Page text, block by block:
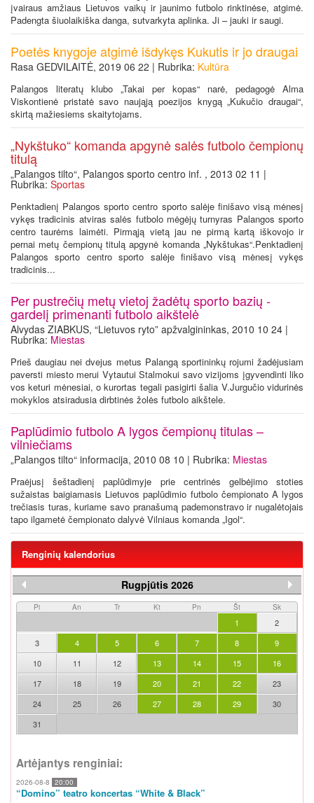
įvairaus amžiaus Lietuvos vaikų ir jaunimo futbolo rinktinėse, atgimė.
Padengta šiuolaikiška danga, sutvarkyta aplinka. Ji – jauki ir saugi.
Poetės knygoje atgimė išdykęs Kukutis ir jo draugai
Rasa GEDVILAITĖ, 2019 06 22 | Rubrika: Kultūra
Palangos literatų klubo „Takai per kopas“ narė, pedagogė Alma
Viskontienė pristatė savo naująją poezijos knygą „Kukučio draugai“,
skirtą mažiesiems skaitytojams.
„Nykštuko“ komanda apgynė salės futbolo čempionų
titulą
„Palangos tilto“, Palangos sporto centro inf. , 2013 02 11 |
Rubrika: Sportas
Penktadienį Palangos sporto centro sporto salėje finišavo visą mėnesį
vykęs tradicinis atviras salės futbolo mėgėjų turnyras Palangos sporto
centro taurėms laimėti. Pirmąją vietą jau ne pirmą kartą iškovojo ir
pernai metų čempionų titulą apgynė komanda „Nykštukas“.Penktadienį
Palangos sporto centro sporto salėje finišavo visą mėnesį vykęs
tradicinis...
Per pustrečių metų vietoj žadėtų sporto bazių -
gardelį primenanti futbolo aikštelė
Alvydas ZIABKUS, “Lietuvos ryto” apžvalgininkas, 2010 10 24 |
Rubrika: Miestas
Prieš daugiau nei dvejus metus Palangą sportininkų rojumi žadėjusiam
paversti miesto merui Vytautui Stalmokui savo vizijoms įgyvendinti liko
vos keturi mėnesiai, o kurortas tegali pasigirti šalia V.Jurgučio vidurinės
mokyklos atsiradusia dirbtinės žolės futbolo aikštele.
Paplūdimio futbolo A lygos čempionų titulas –
vilniečiams
„Palangos tilto“ informacija, 2010 08 10 | Rubrika: Miestas
Praėjusį šeštadienį paplūdimyje prie centrinės gelbėjimo stoties
sužaistas baigiamasis Lietuvos paplūdimio futbolo čempionato A lygos
trečiasis turas, kuriame savo pranašumą pademonstravo ir nugalėtojais
tapo ilgametė čempionato dalyvė Vilniaus komanda „Igol“.
Renginių kalendorius
Rugpjūtis 2026
Pi An Tr Kt Pn Št Sk
1
2
3
4 5 6 7 8
9
10
11 12 13 14 15
16
17
18 19 20 21 22
23
24
25 26 27 28 29
30
31
Artėjantys renginiai:
2026-08-8 20:00
“Domino” teatro koncertas “White & Black”